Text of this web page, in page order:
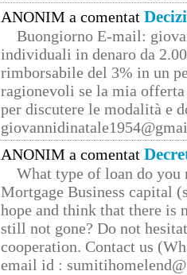
ANONIM a comentat
Buongiorno E-mail:
individuali in denaro da
rimborsabile del 3% in un
ragionevoli se la mia
per discutere le modalità e
ANONIM a comentat
What type of loan do you
Mortgage Business capital
hope and think that there is
still not gone? Do not
cooperation. Contact us
email id :